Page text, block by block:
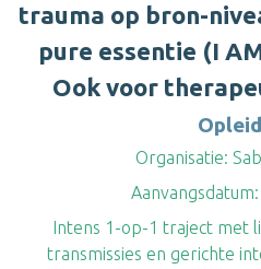
trauma op bron-
pure essentie (I
Ook voor
Organisatie:
Aanvangsdatum:
Intens 1-op-1 traject met
transmissies en gerichte